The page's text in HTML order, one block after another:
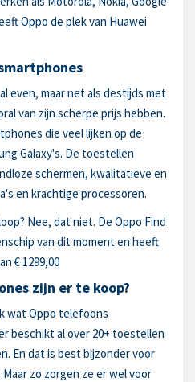
Oppo de plek van Huawei
even, maar net als destijds met
van zijn scherpe prijs hebben.
die veel lijken op de
Galaxy's. De toestellen
schermen, kwalitatieve en
en krachtige processoren.
Nee, dat niet. De Oppo Find
van dit moment en heeft
€ 1299,00
zijn er te koop?
wat Oppo telefoons
beschikt al over 20+ toestellen
En dat is best bijzonder voor
zo zorgen ze er wel voor